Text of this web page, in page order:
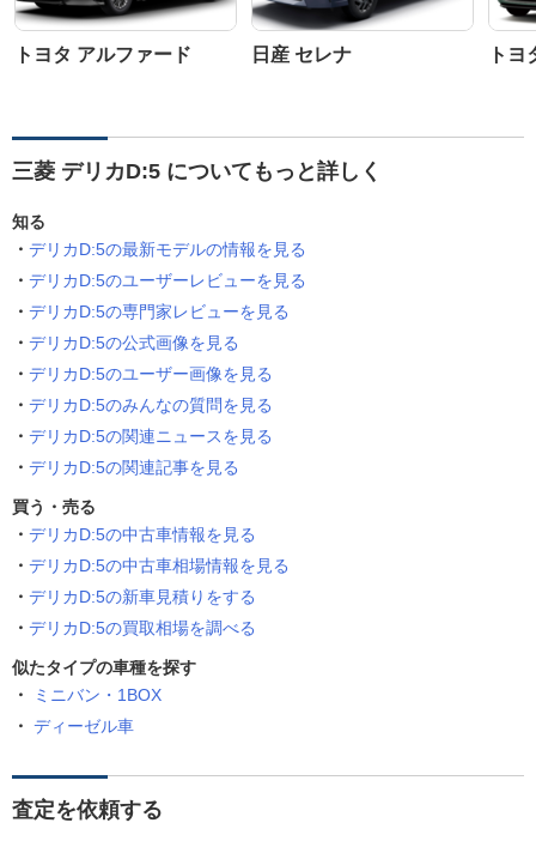
トヨタ アルファード 日産 セレナ ト
三菱 デリカD:5 についてもっと詳しく
知る
デリカD:5の最新モデルの情報を見る
デリカD:5のユーザーレビューを見る
デリカD:5の専門家レビューを見る
デリカD:5の公式画像を見る
デリカD:5のユーザー画像を見る
デリカD:5のみんなの質問を見る
デリカD:5の関連ニュースを見る
デリカD:5の関連記事を見る
買う・売る
デリカD:5の中古車情報を見る
デリカD:5の中古車相場情報を見る
デリカD:5の新車見積りをする
デリカD:5の買取相場を調べる
似たタイプの車種を探す
ミニバン・1BOX
ディーゼル車
査定を依頼する